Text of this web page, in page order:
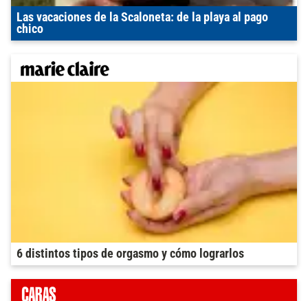
Las vacaciones de la Scaloneta: de la playa al pago
chico
6 distintos tipos de orgasmo y cómo lograrlos